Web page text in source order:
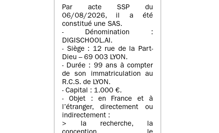
Par acte SSP du
06/08/2026, il a été
constitué une SAS.
- Dénomination :
DIGISCHOOL.AI.
- Siège : 12 rue de la Part-
Dieu – 69 003 LYON.
- Durée : 99 ans à compter
de son immatriculation au
R.C.S. de LYON.
- Capital : 1.000 €.
- Objet : en France et à
l’étranger, directement ou
indirectement :
> la recherche, la